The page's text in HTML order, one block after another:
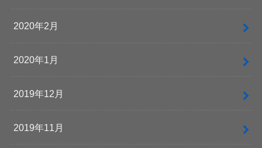
2020年2月
2020年1月
2019年12月
2019年11月